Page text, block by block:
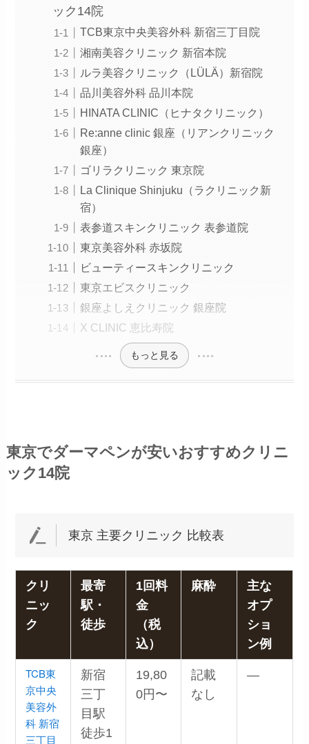
ック14院
TCB東京中央美容外科 新宿三丁目院
湘南美容クリニック 新宿本院
ルラ美容クリニック（LÜLÄ）新宿院
品川美容外科 品川本院
HINATA CLINIC（ヒナタクリニック）
Re:anne clinic 銀座（リアンクリニック
銀座）
ゴリラクリニック 東京院
La Clinique Shinjuku（ラクリニック新
宿）
表参道スキンクリニック 表参道院
東京美容外科 赤坂院
ビューティースキンクリニック
東京エビスクリニック
銀座よしえクリニック 銀座院
X CLINIC 恵比寿院
もっと見る
東京でダーマペンが安いおすすめクリニ
ック14院
東京 主要クリニック 比較表
クリ
ニッ
ク
最寄
駅・
徒歩
1回料
金
（税
込）
麻酔
主な
オプ
ショ
ン例
TCB東
京中央
美容外
科 新宿
三丁目
新宿
三丁
目駅
徒歩1
19,80
0円〜
記載
なし
—